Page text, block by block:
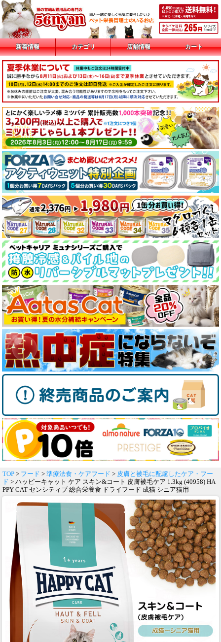
新着情報 カテゴリ 店舗情報 カート
TOP > フード > 準療法食・ケアフード > 皮膚と被毛に配慮したケア・フー
ド > ハッピーキャット ケア スキン&コート 皮膚被毛ケア 1.3kg (40958) HA
PPY CAT センシティブ 総合栄養食 ドライフード 成猫 シニア猫用